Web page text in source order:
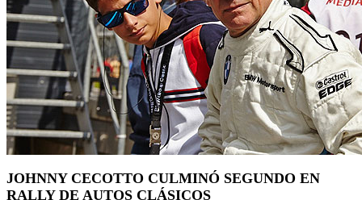
JOHNNY CECOTTO CULMINÓ SEGUNDO EN
RALLY DE AUTOS CLÁSICOS